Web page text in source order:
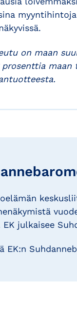
on maan
prosenttia
julkaisee
EK:n